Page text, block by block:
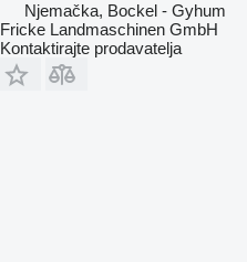
Njemačka, Bockel - Gyhum
Fricke Landmaschinen GmbH
Kontaktirajte prodavatelja